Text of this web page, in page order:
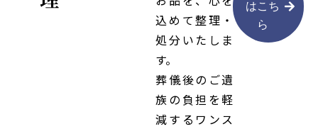
込めて整理・
処分いたしま
す。
葬儀後のご遺
族の負担を軽
減するワンス
はこち
ら